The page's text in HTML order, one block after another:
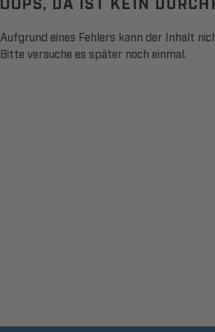
Aufgrund eines Fehlers kann der Inhalt
Bitte versuche es später noch einmal.